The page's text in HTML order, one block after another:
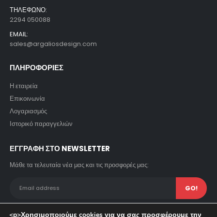
ΤΗΛΕΦΩΝΟ:
2294 050088
EMAIL:
sales@argaliosdesign.com
ΠΛΗΡΟΦΟΡΙΕΣ
Η εταιρεία
Επικοινωνία
Λογαριασμός
Ιστορικό παραγγελιών
ΕΓΓΡΑΦΗ ΣΤΟ NEWSLETTER
Μάθε τα τελευταία νέα μας και τις προσφορές μας:
<p>Χρησιμοποιούμε cookies για να σας προσφέρουμε την